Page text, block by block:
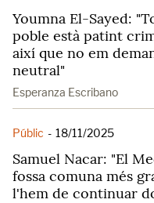
Youmna El-Sayed:
poble està patint
així que no em
neutral"
Esperanza Escribano
Públic - 18/11/2025
Samuel Nacar: "El
fossa comuna més
l'hem de continuar